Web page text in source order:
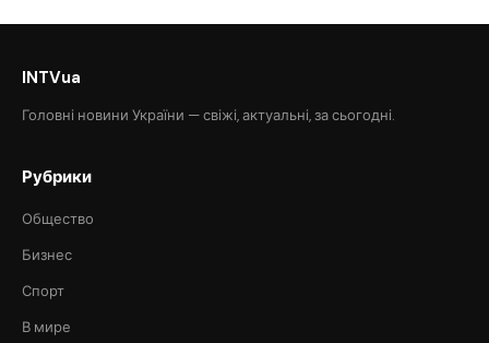
INTVua
Головні новини України — свіжі, актуальні, за сьогодні.
Рубрики
Общество
Бизнес
Спорт
В мире